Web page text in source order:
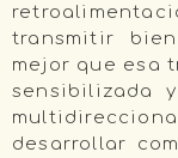
transmitir
mejor que esa
sensibilizada
desarrollar